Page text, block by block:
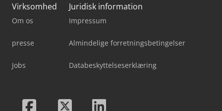
Virksomhed
Om os
presse
Jobs
Juridisk information
Impressum
Almindelige forretningsbetingelser
Databeskyttelseserklæring